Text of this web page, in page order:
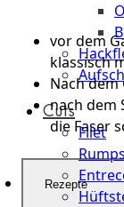
Cuts
Filet
vor dem
klassisch
Nach
nach dem
die Faser
Rezepte